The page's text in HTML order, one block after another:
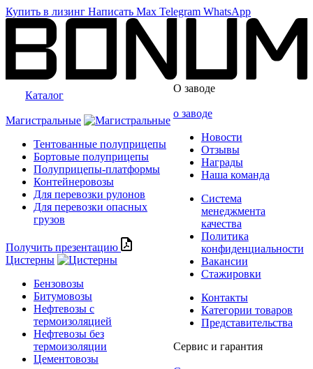
Купить в лизинг Написать Max Telegram WhatsApp
Каталог
Магистральные
Тентованные полуприцепы
Бортовые полуприцепы
Полуприцепы-платформы
Контейнеровозы
Для перевозки рулонов
Для перевозки опасных
грузов
Получить презентацию
Цистерны
Бензовозы
Битумовозы
Нефтевозы с
термоизоляцией
Нефтевозы без
термоизоляции
Цементовозы
О заводе
о заводе
Новости
Отзывы
Награды
Наша команда
Система
менеджмента
качества
Политика
конфиденциальности
Вакансии
Стажировки
Контакты
Категории товаров
Представительства
Сервис и гарантия